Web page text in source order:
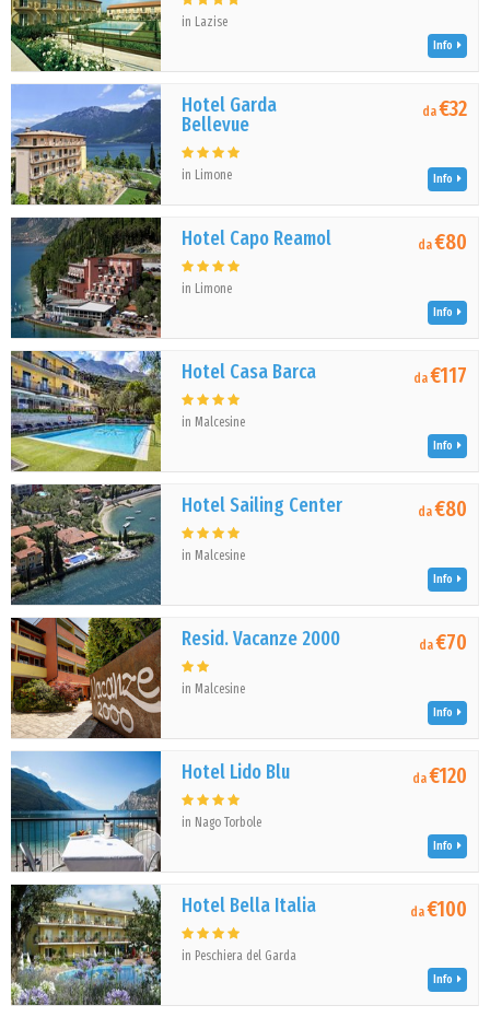
in Lazise
Info
Hotel Garda
Bellevue
in Limone
da€32
Info
Hotel Capo Reamol
in Limone
da€80
Info
Hotel Casa Barca
in Malcesine
da€117
Info
Hotel Sailing Center
in Malcesine
da€80
Info
Resid. Vacanze 2000
in Malcesine
da€70
Info
Hotel Lido Blu
in Nago Torbole
da€120
Info
Hotel Bella Italia
in Peschiera del Garda
da€100
Info